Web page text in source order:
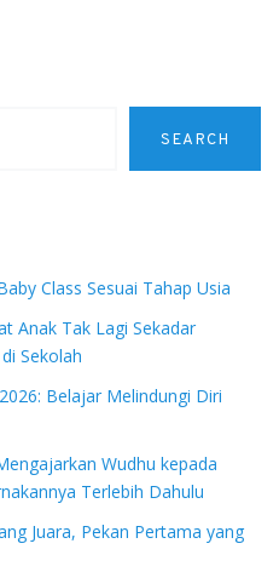
SEARCH
Class Sesuai Tahap Usia
Anak Tak Lagi Sekadar
Sekolah
Belajar Melindungi Diri
Wudhu kepada
Terlebih Dahulu
Juara, Pekan Pertama yang